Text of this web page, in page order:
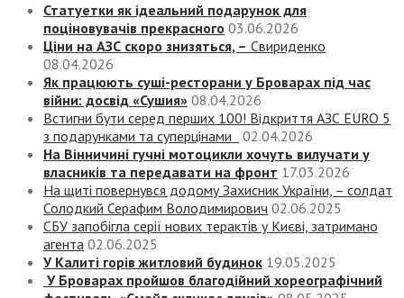
Статуетки як ідеальний подарунок для
поціновувачів прекрасного 03.06.2026
Ціни на АЗС скоро знизяться, – Свириденко
08.04.2026
Як працюють суші-ресторани у Броварах під час
війни: досвід «Сушия» 08.04.2026
Встигни бути серед перших 100! Відкриття АЗС EURO 5
з подарунками та суперцінами
02.04.2026
На Вінничині гучні мотоцикли хочуть вилучати у
власників та передавати на фронт 17.03.2026
На щиті повернувся додому Захисник України, – солдат
Солодкий Серафим Володимирович 02.06.2025
СБУ запобігла серії нових терактів у Києві, затримано
агента 02.06.2025
У Калиті горів житловий будинок 19.05.2025
У Броварах пройшов благодійний хореографічний